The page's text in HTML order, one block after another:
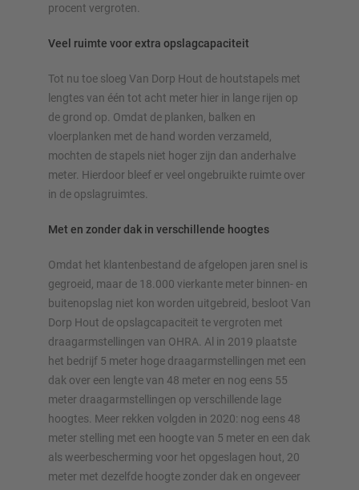
procent vergroten.
Veel ruimte voor extra opslagcapaciteit
Tot nu toe sloeg Van Dorp Hout de houtstapels met
lengtes van één tot acht meter hier in lange rijen op
de grond op. Omdat de planken, balken en
vloerplanken met de hand worden verzameld,
mochten de stapels niet hoger zijn dan anderhalve
meter. Hierdoor bleef er veel ongebruikte ruimte over
in de opslagruimtes.
Met en zonder dak in verschillende hoogtes
Omdat het klantenbestand de afgelopen jaren snel is
gegroeid, maar de 18.000 vierkante meter binnen- en
buitenopslag niet kon worden uitgebreid, besloot Van
Dorp Hout de opslagcapaciteit te vergroten met
draagarmstellingen van OHRA. Al in 2019 plaatste
het bedrijf 5 meter hoge draagarmstellingen met een
dak over een lengte van 48 meter en nog eens 55
meter draagarmstellingen op verschillende lage
hoogtes. Meer rekken volgden in 2020: nog eens 48
meter stelling met een hoogte van 5 meter en een dak
als weerbescherming voor het opgeslagen hout, 20
meter met dezelfde hoogte zonder dak en ongeveer